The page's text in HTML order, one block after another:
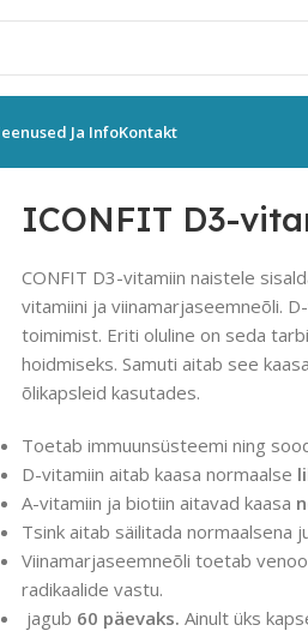
Ja InfoKontakt
ICONFIT D3-
CONFIT D3-vitamiin naistele
vitamiini ja viinamarjaseemneõli.
toimimist. Eriti oluline on seda
hoidmiseks. Samuti aitab see
õlikapsleid kasutades.
Toetab immuunsüsteemi ning
D-vitamiin aitab kaasa normaalse
A-vitamiin ja biotiin aitavad kaasa
Tsink aitab säilitada normaalsena
Viinamarjaseemneõli toetab
radikaalide vastu.
jagub 60 päevaks.Ainult üks